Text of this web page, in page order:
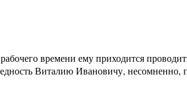
времени ему приходится
Виталию Ивановичу, несомненно,